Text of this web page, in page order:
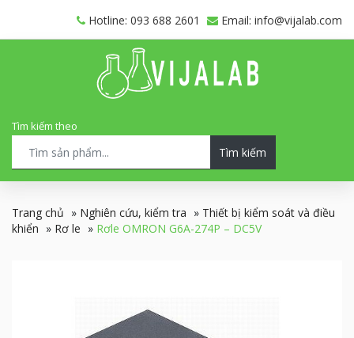
Hotline: 093 688 2601 Email: info@vijalab.com
Tìm kiếm theo
Tìm kiếm
Trang chủ » Nghiên cứu, kiểm tra » Thiết bị kiểm soát và điều
khiển » Rơ le » Rơle OMRON G6A-274P – DC5V